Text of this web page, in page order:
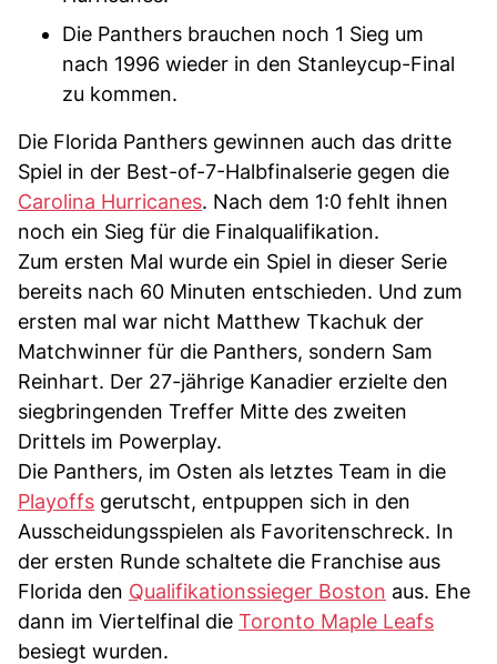
Die Panthers brauchen noch 1 Sieg um
nach 1996 wieder in den Stanleycup-Final
zu kommen.
Die Florida Panthers gewinnen auch das dritte
Spiel in der Best-of-7-Halbfinalserie gegen die
Carolina Hurricanes. Nach dem 1:0 fehlt ihnen
noch ein Sieg für die Finalqualifikation.
Zum ersten Mal wurde ein Spiel in dieser Serie
bereits nach 60 Minuten entschieden. Und zum
ersten mal war nicht Matthew Tkachuk der
Matchwinner für die Panthers, sondern Sam
Reinhart. Der 27-jährige Kanadier erzielte den
siegbringenden Treffer Mitte des zweiten
Drittels im Powerplay.
Die Panthers, im Osten als letztes Team in die
Playoffs gerutscht, entpuppen sich in den
Ausscheidungsspielen als Favoritenschreck. In
der ersten Runde schaltete die Franchise aus
Florida den Qualifikationssieger Boston aus. Ehe
dann im Viertelfinal die Toronto Maple Leafs
besiegt wurden.